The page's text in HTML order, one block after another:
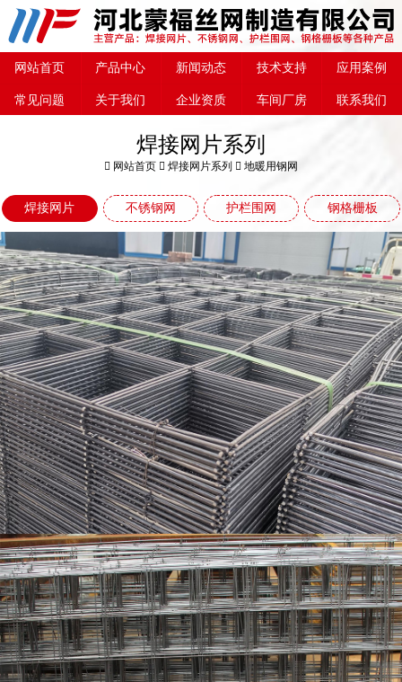
网站首页 产品中心 新闻动态 技术支持 应用案例
常见问题 关于我们 企业资质 车间厂房 联系我们
焊接网片系列
网站首页 焊接网片系列 地暖用钢网
焊接网片 不锈钢网 护栏围网 钢格栅板